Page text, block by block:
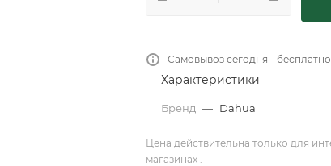
Самовывоз сегодня - бесплатно
Характеристики
Бренд — Dahua
Цена действительна только для
магазинах .